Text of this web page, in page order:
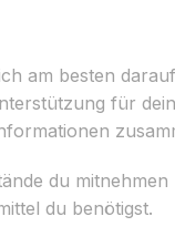
am besten
für
du
du benötigst.